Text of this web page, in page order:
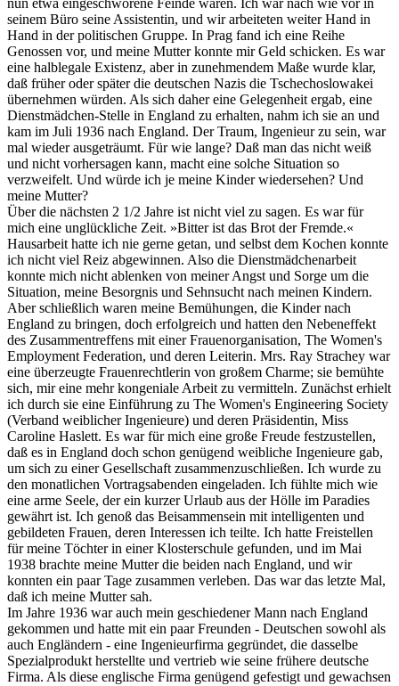
seinem Büro seine Assistentin, und wir arbeiteten weiter Hand in
Hand in der politischen Gruppe. In Prag fand ich eine Reihe
Genossen vor, und meine Mutter konnte mir Geld schicken. Es war
eine halblegale Existenz, aber in zunehmendem Maße wurde klar,
daß früher oder später die deutschen Nazis die Tschechoslowakei
übernehmen würden. Als sich daher eine Gelegenheit ergab, eine
Dienstmädchen-Stelle in England zu erhalten, nahm ich sie an und
kam im Juli 1936 nach England. Der Traum, Ingenieur zu sein, war
mal wieder ausgeträumt. Für wie lange? Daß man das nicht weiß
und nicht vorhersagen kann, macht eine solche Situation so
verzweifelt. Und würde ich je meine Kinder wiedersehen? Und
meine Mutter?
Über die nächsten 2 1/2 Jahre ist nicht viel zu sagen. Es war für
mich eine unglückliche Zeit. »Bitter ist das Brot der Fremde.«
Hausarbeit hatte ich nie gerne getan, und selbst dem Kochen konnte
ich nicht viel Reiz abgewinnen. Also die Dienstmädchenarbeit
konnte mich nicht ablenken von meiner Angst und Sorge um die
Situation, meine Besorgnis und Sehnsucht nach meinen Kindern.
Aber schließlich waren meine Bemühungen, die Kinder nach
England zu bringen, doch erfolgreich und hatten den Nebeneffekt
des Zusammentreffens mit einer Frauenorganisation, The Women's
Employment Federation, und deren Leiterin. Mrs. Ray Strachey war
eine überzeugte Frauenrechtlerin von großem Charme; sie bemühte
sich, mir eine mehr kongeniale Arbeit zu vermitteln. Zunächst erhielt
ich durch sie eine Einführung zu The Women's Engineering Society
(Verband weiblicher Ingenieure) und deren Präsidentin, Miss
Caroline Haslett. Es war für mich eine große Freude festzustellen,
daß es in England doch schon genügend weibliche Ingenieure gab,
um sich zu einer Gesellschaft zusammenzuschließen. Ich wurde zu
den monatlichen Vortragsabenden eingeladen. Ich fühlte mich wie
eine arme Seele, der ein kurzer Urlaub aus der Hölle im Paradies
gewährt ist. Ich genoß das Beisammensein mit intelligenten und
gebildeten Frauen, deren Interessen ich teilte. Ich hatte Freistellen
für meine Töchter in einer Klosterschule gefunden, und im Mai
1938 brachte meine Mutter die beiden nach England, und wir
konnten ein paar Tage zusammen verleben. Das war das letzte Mal,
daß ich meine Mutter sah.
Im Jahre 1936 war auch mein geschiedener Mann nach England
gekommen und hatte mit ein paar Freunden - Deutschen sowohl als
auch Engländern - eine Ingenieurfirma gegründet, die dasselbe
Spezialprodukt herstellte und vertrieb wie seine frühere deutsche
Firma. Als diese englische Firma genügend gefestigt und gewachsen